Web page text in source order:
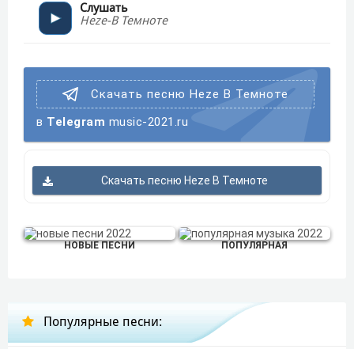
Слушать
Heze-В Темноте
Скачать песню Heze В Темноте
в Telegram music-2021.ru
Скачать песню Heze В Темноте
НОВЫЕ ПЕСНИ ПОПУЛЯРНАЯ
Популярные песни: